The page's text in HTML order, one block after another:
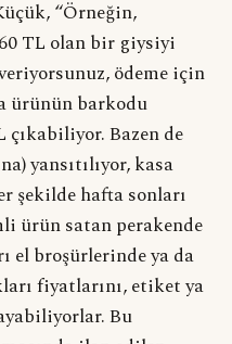
“Örneğin,
TL olan bir giysiyi
ödeme için
ürünün barkodu
Bazen de
yansıtılıyor, kasa
şekilde hafta sonları
ürün satan perakende
el broşürlerinde ya da
fiyatlarını, etiket ya
Bu